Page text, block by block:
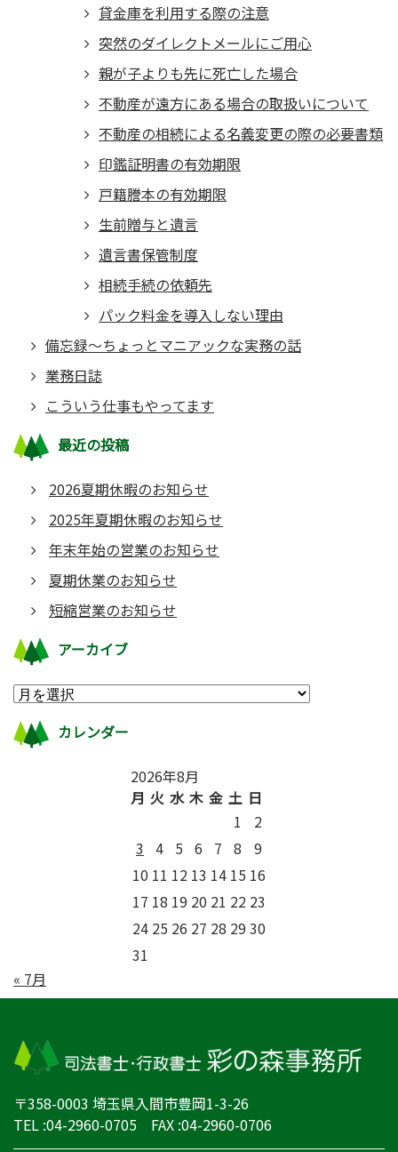
貸金庫を利用する際の注意
突然のダイレクトメールにご用心
親が子よりも先に死亡した場合
不動産が遠方にある場合の取扱いについて
不動産の相続による名義変更の際の必要書類
印鑑証明書の有効期限
戸籍謄本の有効期限
生前贈与と遺言
遺言書保管制度
相続手続の依頼先
パック料金を導入しない理由
備忘録～ちょっとマニアックな実務の話
業務日誌
こういう仕事もやってます
最近の投稿
2026夏期休暇のお知らせ
2025年夏期休暇のお知らせ
年末年始の営業のお知らせ
夏期休業のお知らせ
短縮営業のお知らせ
アーカイブ
カレンダー
2026年8月
月 火 水 木 金 土 日
1
2
3 4 5 6 7 8
9
10 11 12 13 14 15 16
17 18 19 20 21 22 23
24 25 26 27 28 2930
31
« 7月
〒358-0003 埼玉県入間市豊岡1-3-26
TEL :04-2960-0705 FAX :04-2960-0706